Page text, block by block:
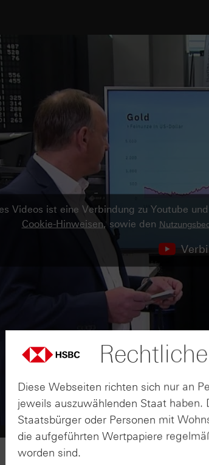
Videos ist eine Verbindung zu Youtube
Cookie-Hinweisen, sowie den
Diese Webseiten richten sich nur an
jeweils auszuwählenden Staat
Staatsbürger oder Personen mit
die aufgeführten Wertpapiere
worden sind.